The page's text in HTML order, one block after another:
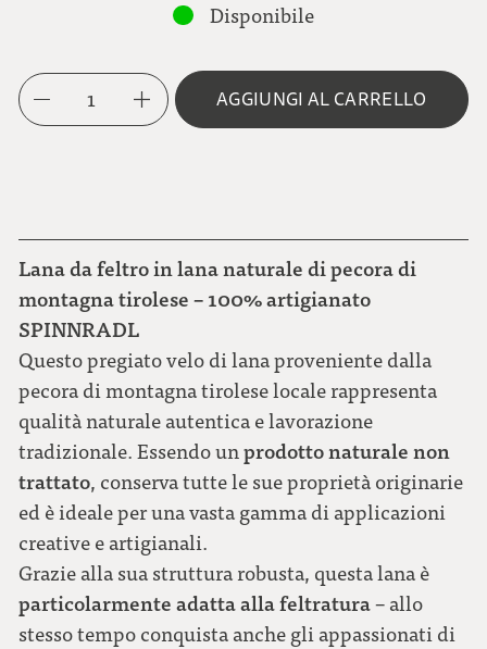
Disponibile
1 AGGIUNGI AL CARRELLO
Lana da feltro in lana naturale di pecora di
montagna tirolese – 100% artigianato
SPINNRADL
Questo pregiato velo di lana proveniente dalla
pecora di montagna tirolese locale rappresenta
qualità naturale autentica e lavorazione
tradizionale. Essendo unprodotto naturale non
trattato, conserva tutte le sue proprietà originarie
ed è ideale per una vasta gamma di applicazioni
creative e artigianali.
Grazie alla sua struttura robusta, questa lana è
particolarmente adatta alla feltratura– allo
stesso tempo conquista anche gli appassionati di